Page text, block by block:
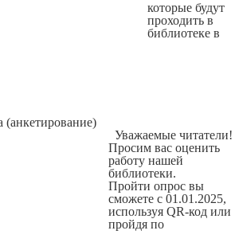
которые будут
проходить в
библиотеке в
Уважаемые читатели!
Просим вас оценить
работу нашей
библиотеки.
Пройти опрос вы
сможете с 01.01.2025,
используя QR-код или
пройдя по